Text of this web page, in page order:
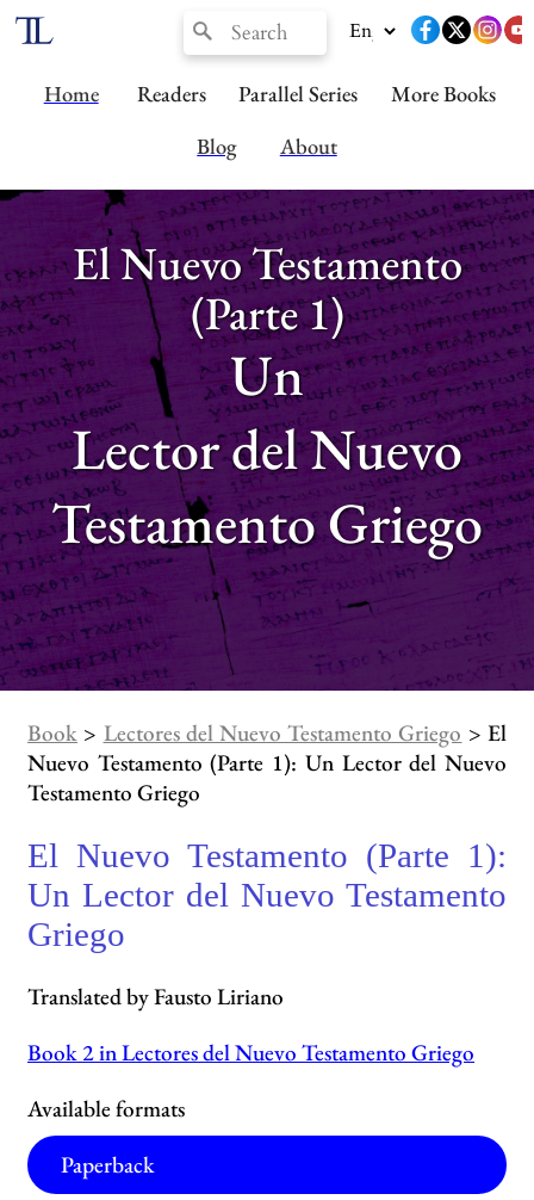
Home Readers Parallel Series
More Books
Blog
About
El Nuevo Testamento
(Parte 1)
Un
Lector del Nuevo
Testamento Griego
Book > Lectores del Nuevo Testamento Griego > El
Nuevo Testamento (Parte 1): Un Lector del Nuevo
Testamento Griego
El Nuevo Testamento (Parte 1):
Un Lector del Nuevo Testamento
Griego
Translated by Fausto Liriano
Book 2 in Lectores del Nuevo Testamento Griego
Available formats
Paperback